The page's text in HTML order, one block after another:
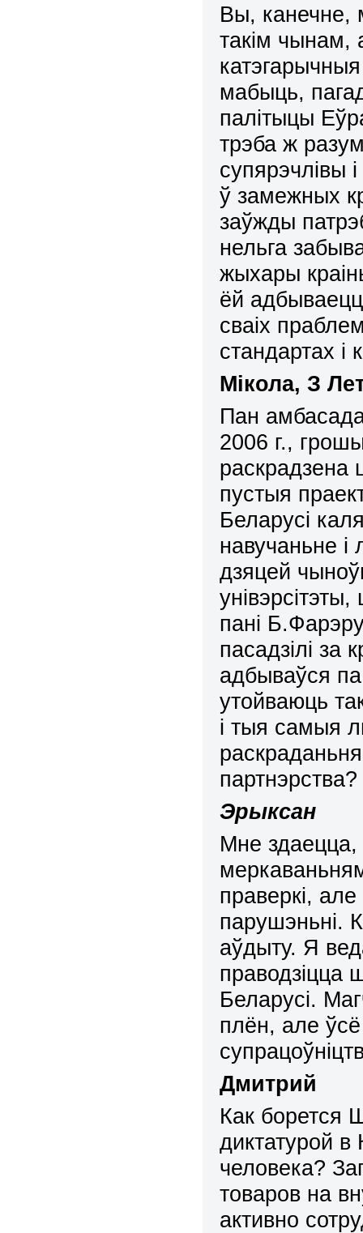
Вы, канечне,
такім чынам,
мабыць,
палітыцы
трэба ж
супярэчлівы
ў замежных
заўжды
нельга
жыхары
ёй
сваіх
стандартах
Мікола, З
Пан
2006 г.,
раскрадзена
пустыя
Беларусі
навучаньне
дзяцей
пані
пасадзілі
адбываўся
утойваюць
і тыя самыя
партнэрства?
Эрыксан
Мне
праверкі,
парушэньні.
аўдыту. Я
праводзіцца
Беларусі.
плён, але ўсё
Дмитрий
Как борется
диктатурой
человека?
товаров на
активно